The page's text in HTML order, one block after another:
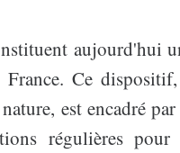
aujourd'hui
Ce
est encadré
régulières pour